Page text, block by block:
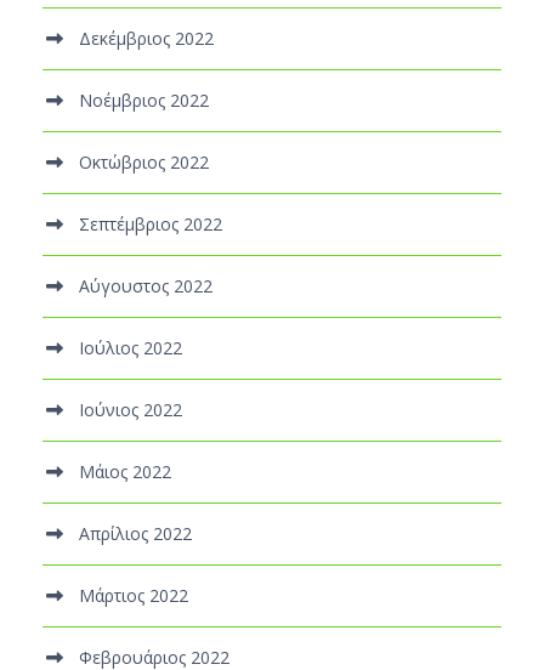
Δεκέμβριος 2022
Νοέμβριος 2022
Οκτώβριος 2022
Σεπτέμβριος 2022
Αύγουστος 2022
Ιούλιος 2022
Ιούνιος 2022
Μάιος 2022
Απρίλιος 2022
Μάρτιος 2022
Φεβρουάριος 2022